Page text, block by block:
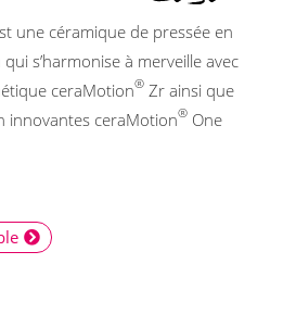
une céramique de pressée en
s’harmonise à merveille avec
ceraMotion® Zr ainsi que
innovantes ceraMotion® One